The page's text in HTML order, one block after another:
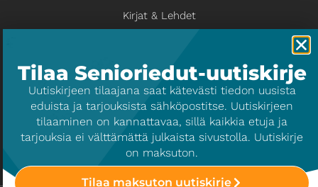
Kirjat & Lehdet
Liikunta
Info
Tietoa palvelusta
Yrityksille
Tilaa Senioriedut-uutiskirje
​Uutiskirjeen tilaajana saat kätevästi tiedon uusista
eduista ja tarjouksista sähköpostitse. Uutiskirjeen
tilaaminen on kannattavaa, sillä kaikkia etuja ja
tarjouksia ei välttämättä julkaista sivustolla. Uutiskirje
on maksuton.
Tilaa maksuton uutiskirje